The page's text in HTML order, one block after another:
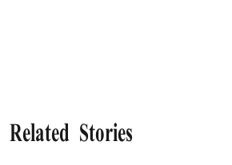
Related Stories